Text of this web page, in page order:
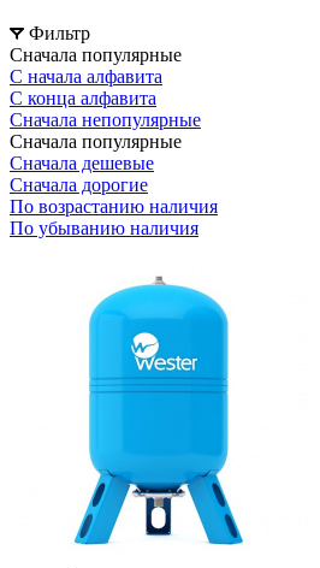
Фильтр
Сначала популярные
С начала алфавита
С конца алфавита
Сначала непопулярные
Сначала популярные
Сначала дешевые
Сначала дорогие
По возрастанию наличия
По убыванию наличия